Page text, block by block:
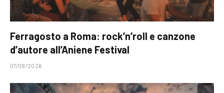
Ferragosto a Roma: rock’n’roll e canzone
d’autore all’Aniene Festival
07/08/2026